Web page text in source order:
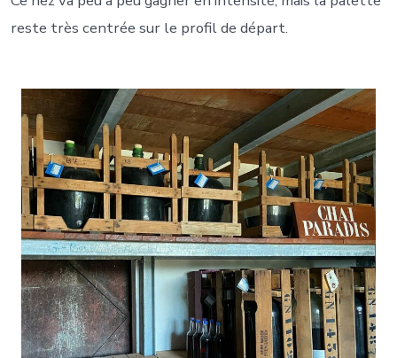
reste très centrée sur le profil de départ.